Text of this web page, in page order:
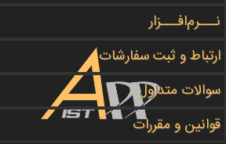
نـــرم‌افـــزار
ارتباط و ثبت سفارشات
سوالات متداول
قوانین و مقررات
هر چه زودتر سفارش خود را ثبت کنید